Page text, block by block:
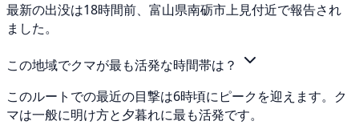
最新の出没は18時間前、富山県南砺市上見付近で報告され
ました。
この地域でクマが最も活発な時間帯は？
このルートでの最近の目撃は6時頃にピークを迎えます。ク
マは一般に明け方と夕暮れに最も活発です。